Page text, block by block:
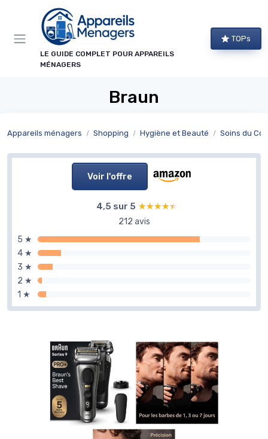
LE GUIDE COMPLET POUR APPAREILS
MÉNAGERS
TOPs
Braun
Appareils ménagers Shopping Hygiène et Beauté Soins du
Voir l'offre
4,5 sur 5 ★★★★★
★★★★★
212 avis
5 ★
4 ★
3 ★
2 ★
1 ★
Panneau de gestion des cookies